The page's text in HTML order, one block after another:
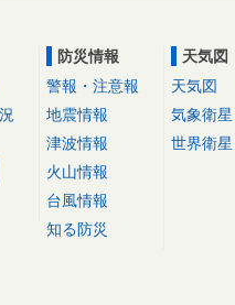
防災情報
警報・注意報
地震情報
津波情報
火山情報
台風情報
知る防災
天気図
天気図
気象衛星
世界衛星